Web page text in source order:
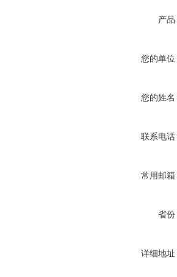
产品
您的单位
您的姓名
联系电话
常用邮箱
省份
详细地址